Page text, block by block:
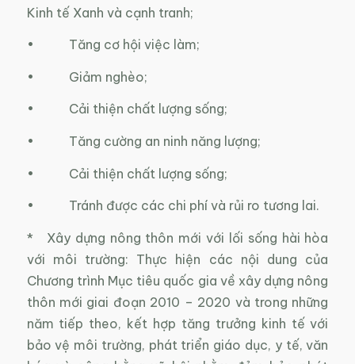
Kinh tế Xanh và cạnh tranh;
• Tăng cơ hội việc làm;
• Giảm nghèo;
• Cải thiện chất lượng sống;
• Tăng cường an ninh năng lượng;
• Cải thiện chất lượng sống;
• Tránh được các chi phí và rủi ro tương lai.
* Xây dựng nông thôn mới với lối sống hài hòa
với môi trường: Thực hiện các nội dung của
Chương trình Mục tiêu quốc gia về xây dựng nông
thôn mới giai đoạn 2010 – 2020 và trong những
năm tiếp theo, kết hợp tăng trưởng kinh tế với
bảo vệ môi trường, phát triển giáo dục, y tế, văn